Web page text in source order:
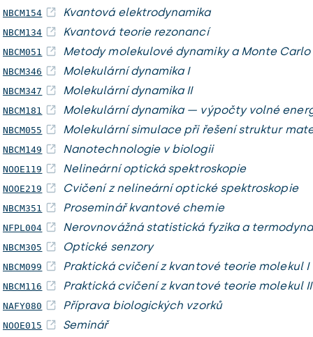
NBCM154 Kvantová elektrodynamika
NBCM134 Kvantová teorie rezonancí
NBCM051 Metody molekulové dynamiky a Monte Carlo
NBCM346 Molekulární dynamika I
NBCM347 Molekulární dynamika II
NBCM181 Molekulární dynamika — výpočty volné
NBCM055 Molekulární simulace při řešení struktur
NBCM149 Nanotechnologie v biologii
NOOE119 Nelineární optická spektroskopie
NOOE219 Cvičení z nelineární optické spektroskopie
NBCM351 Proseminář kvantové chemie
NFPL004 Nerovnovážná statistická fyzika a
NBCM305 Optické senzory
NBCM099 Praktická cvičení z kvantové teorie molekul I
NBCM116 Praktická cvičení z kvantové teorie molekul II
NAFY080 Příprava biologických vzorků
NOOE015 Seminář